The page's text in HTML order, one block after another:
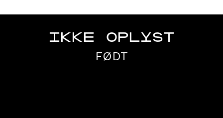
IKKE OPLYST
FØDT